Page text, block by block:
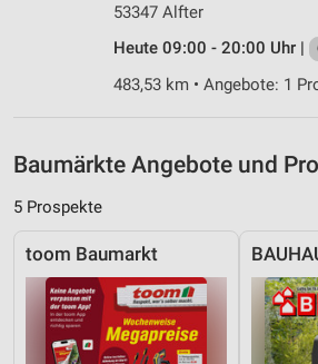
53347 Alfter
Heute 09:00 - 20:00 Uhr |
483,53 km • Angebote: 1
Baumärkte Angebote und
5 Prospekte
toom Baumarkt
Analyse von Zielgruppen durch
Kombinationen von Daten aus
Verwendung reduzierter Daten zur
Inhalten
IAB-Besonderheiten:
Verwendung genauer Standortdaten
Geräte anhand von aktiv angeforderten
Informationen identifizieren
Nicht-IAB-Verarbeitungszwecke: